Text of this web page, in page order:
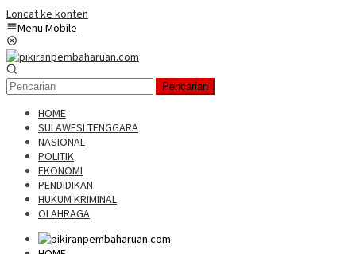
Loncat ke konten
Menu Mobile
Pencarian
HOME
SULAWESI TENGGARA
NASIONAL
POLITIK
EKONOMI
PENDIDIKAN
HUKUM KRIMINAL
OLAHRAGA